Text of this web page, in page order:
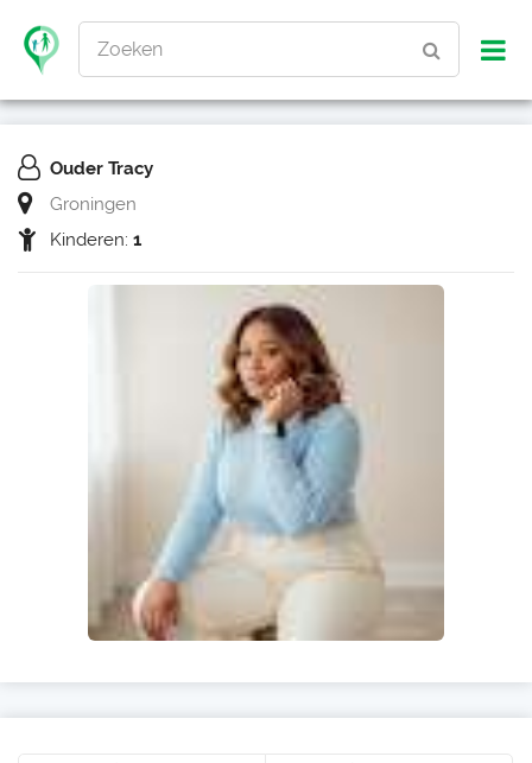
Zoeken
Ouder Tracy
Groningen
Kinderen: 1